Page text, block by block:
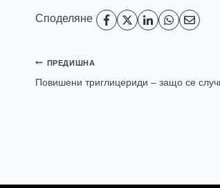
Споделяне
ПРЕДИШНА
Повишени триглицериди – защо се